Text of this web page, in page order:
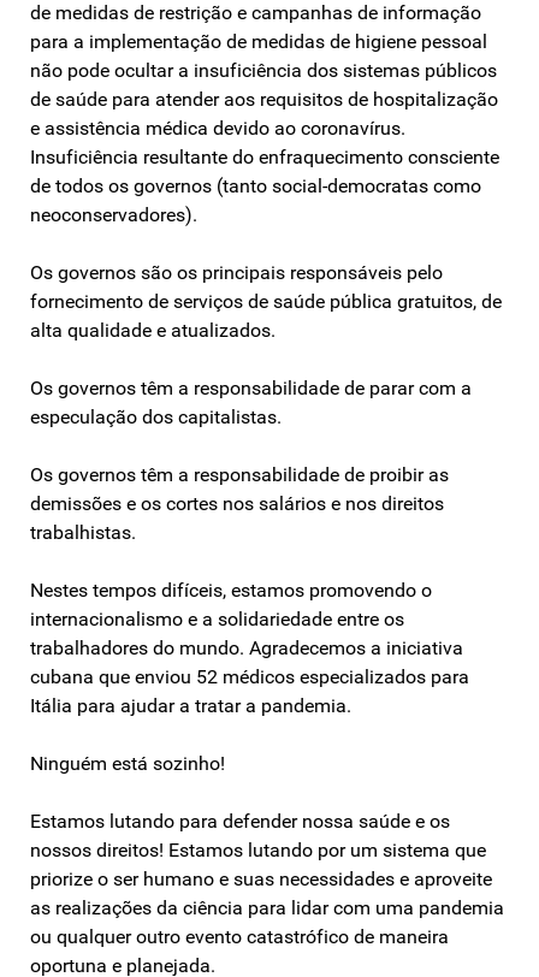
de medidas de restrição e campanhas de informação
para a implementação de medidas de higiene pessoal
não pode ocultar a insuficiência dos sistemas públicos
de saúde para atender aos requisitos de hospitalização
e assistência médica devido ao coronavírus.
Insuficiência resultante do enfraquecimento consciente
de todos os governos (tanto social-democratas como
neoconservadores).
Os governos são os principais responsáveis ​​pelo
fornecimento de serviços de saúde pública gratuitos, de
alta qualidade e atualizados.
Os governos têm a responsabilidade de parar com a
especulação dos capitalistas.
Os governos têm a responsabilidade de proibir as
demissões e os cortes nos salários e nos direitos
trabalhistas.
Nestes tempos difíceis, estamos promovendo o
internacionalismo e a solidariedade entre os
trabalhadores do mundo. Agradecemos a iniciativa
cubana que enviou 52 médicos especializados para
Itália para ajudar a tratar a pandemia.
Ninguém está sozinho!
Estamos lutando para defender nossa saúde e os
nossos direitos! Estamos lutando por um sistema que
priorize o ser humano e suas necessidades e aproveite
as realizações da ciência para lidar com uma pandemia
ou qualquer outro evento catastrófico de maneira
oportuna e planejada.